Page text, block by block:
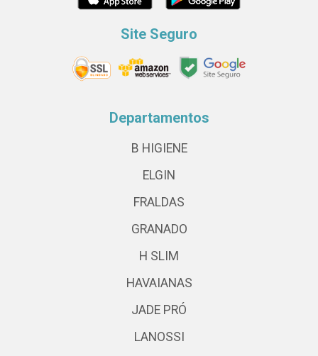
Site Seguro
Departamentos
B HIGIENE
ELGIN
FRALDAS
GRANADO
H SLIM
HAVAIANAS
JADE PRÓ
LANOSSI